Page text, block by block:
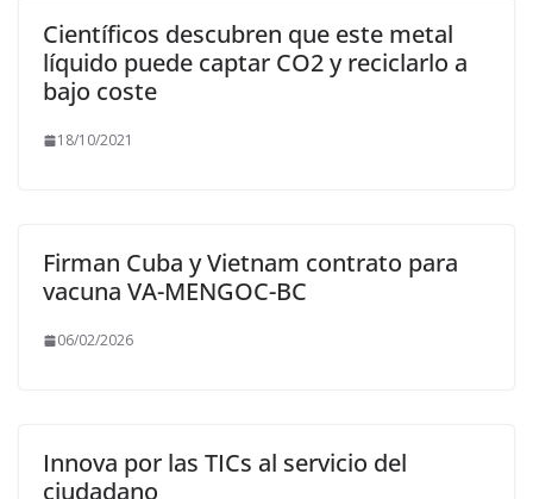
Científicos descubren que este metal
líquido puede captar CO2 y reciclarlo a
bajo coste
18/10/2021
Firman Cuba y Vietnam contrato para
vacuna VA-MENGOC-BC
06/02/2026
Innova por las TICs al servicio del
ciudadano